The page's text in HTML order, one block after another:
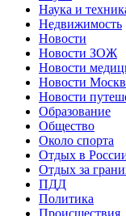
Наука и
Недвижимость
Новости
Новости ЗОЖ
Новости
Новости
Новости
Образование
Общество
Около спорта
Отдых в
Отдых за
ПДД
Политика
Происшествия